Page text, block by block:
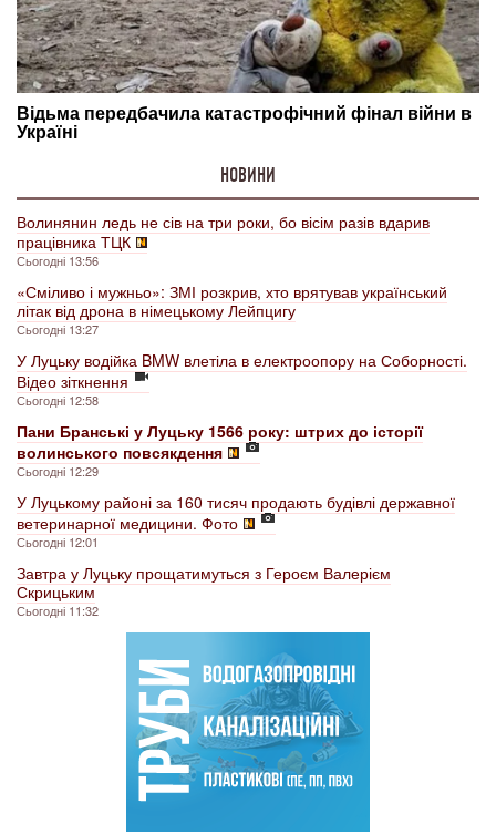
НОВИНИ
Волинянин ледь не сів на три роки, бо вісім разів вдарив
працівника ТЦК
Сьогодні 13:56
«Сміливо і мужньо»: ЗМІ розкрив, хто врятував український
літак від дрона в німецькому Лейпцигу
Сьогодні 13:27
У Луцьку водійка BMW влетіла в електроопору на Соборності.
Відео зіткнення
Сьогодні 12:58
Пани Бранські у Луцьку 1566 року: штрих до історії
волинського повсякдення
Сьогодні 12:29
У Луцькому районі за 160 тисяч продають будівлі державної
ветеринарної медицини. Фото
Сьогодні 12:01
Завтра у Луцьку прощатимуться з Героєм Валерієм
Скрицьким
Сьогодні 11:32